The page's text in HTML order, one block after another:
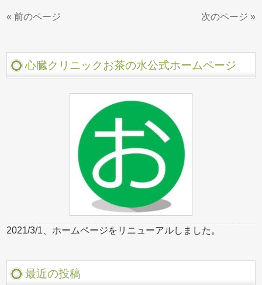
« 前のページ 次のページ »
心臓クリニックお茶の水公式ホームページ
2021/3/1、ホームページをリニューアルしました。
最近の投稿